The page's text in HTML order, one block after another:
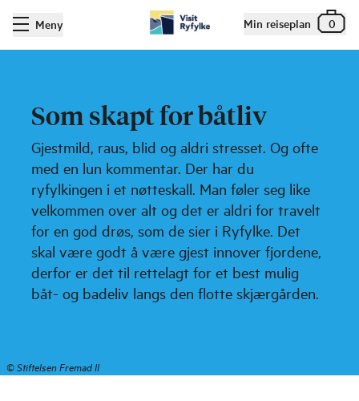
Meny Min reiseplan 0
Som skapt for båtliv
Gjestmild, raus, blid og aldri stresset. Og ofte
med en lun kommentar. Der har du
ryfylkingen i et nøtteskall. Man føler seg like
velkommen over alt og det er aldri for travelt
for en god drøs, som de sier i Ryfylke. Det
skal være godt å være gjest innover fjordene,
derfor er det til rettelagt for et best mulig
båt- og badeliv langs den flotte skjærgården.
©Stiftelsen Fremad II